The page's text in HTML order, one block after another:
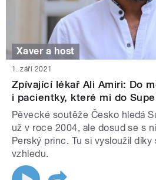
Xaver a host
1. září 2021
Zpívající lékař Ali Amiri: Do
i pacientky, které mi do
Pěvecké soutěže Česko hledá
už v roce 2004, ale dosud se s
Perský princ. Tu si vysloužil
vzhledu.